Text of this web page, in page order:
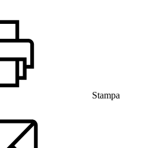
Stampa